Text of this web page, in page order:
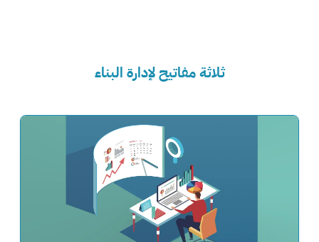
ثلاثة مفاتيح لإدارة البناء